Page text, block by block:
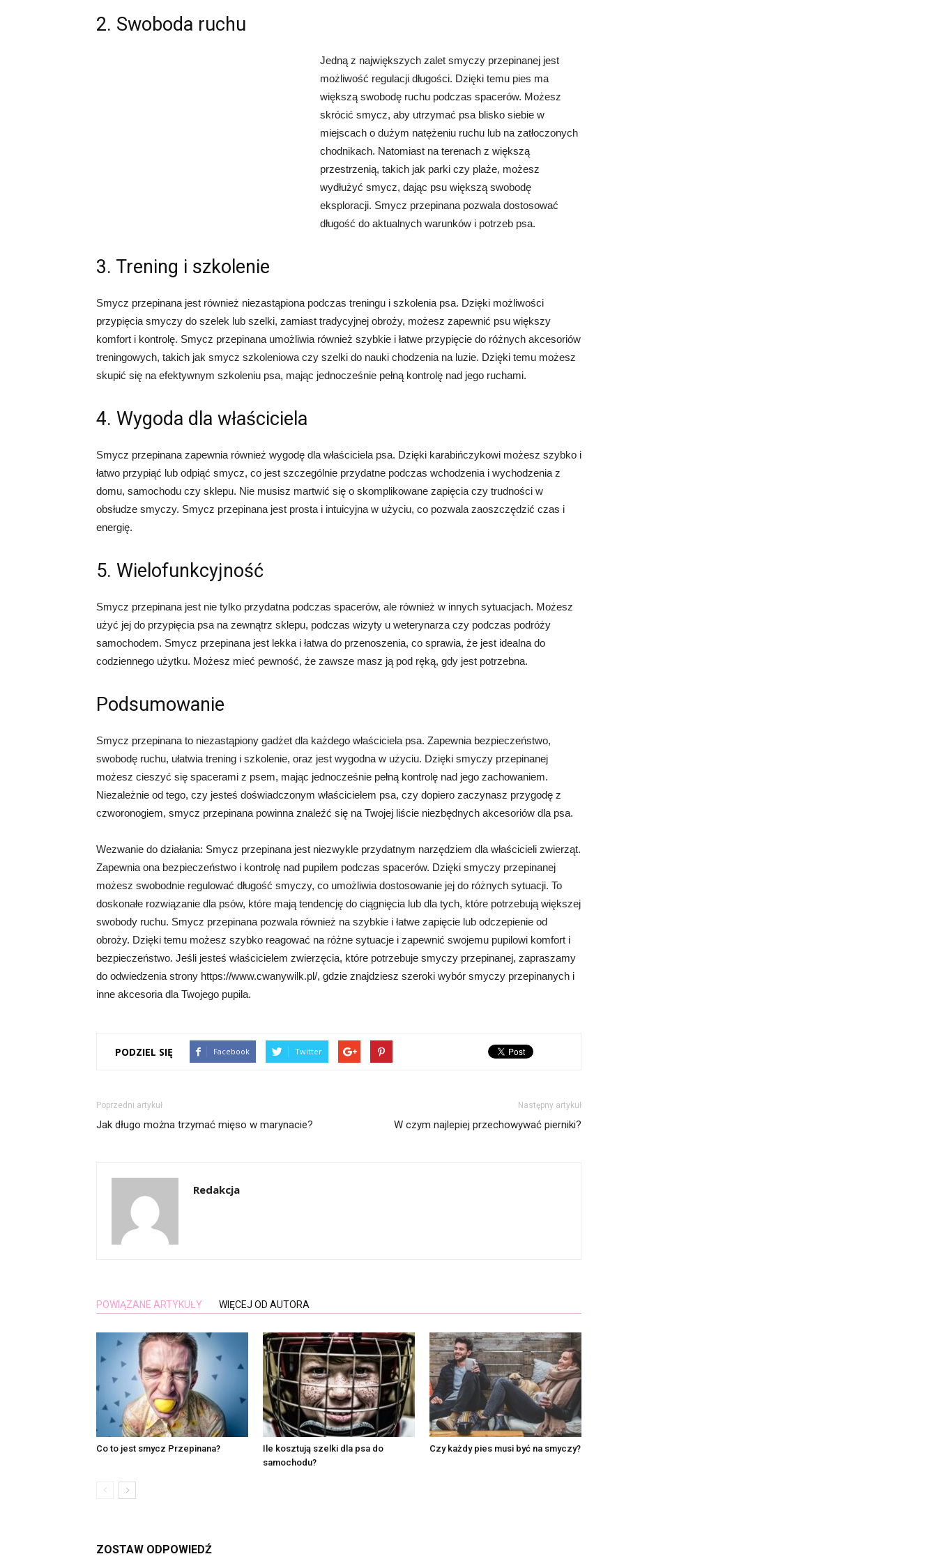
2. Swoboda ruchu
Jedną z największych zalet smyczy przepinanej jest
możliwość regulacji długości. Dzięki temu pies ma
większą swobodę ruchu podczas spacerów. Możesz
skrócić smycz, aby utrzymać psa blisko siebie w
miejscach o dużym natężeniu ruchu lub na zatłoczonych
chodnikach. Natomiast na terenach z większą
przestrzenią, takich jak parki czy plaże, możesz
wydłużyć smycz, dając psu większą swobodę
eksploracji. Smycz przepinana pozwala dostosować
długość do aktualnych warunków i potrzeb psa.
3. Trening i szkolenie
Smycz przepinana jest również niezastąpiona podczas treningu i szkolenia psa. Dzięki możliwości
przypięcia smyczy do szelek lub szelki, zamiast tradycyjnej obroży, możesz zapewnić psu większy
komfort i kontrolę. Smycz przepinana umożliwia również szybkie i łatwe przypięcie do różnych akcesoriów
treningowych, takich jak smycz szkoleniowa czy szelki do nauki chodzenia na luzie. Dzięki temu możesz
skupić się na efektywnym szkoleniu psa, mając jednocześnie pełną kontrolę nad jego ruchami.
4. Wygoda dla właściciela
Smycz przepinana zapewnia również wygodę dla właściciela psa. Dzięki karabińczykowi możesz szybko i
łatwo przypiąć lub odpiąć smycz, co jest szczególnie przydatne podczas wchodzenia i wychodzenia z
domu, samochodu czy sklepu. Nie musisz martwić się o skomplikowane zapięcia czy trudności w
obsłudze smyczy. Smycz przepinana jest prosta i intuicyjna w użyciu, co pozwala zaoszczędzić czas i
energię.
5. Wielofunkcyjność
Smycz przepinana jest nie tylko przydatna podczas spacerów, ale również w innych sytuacjach. Możesz
użyć jej do przypięcia psa na zewnątrz sklepu, podczas wizyty u weterynarza czy podczas podróży
samochodem. Smycz przepinana jest lekka i łatwa do przenoszenia, co sprawia, że jest idealna do
codziennego użytku. Możesz mieć pewność, że zawsze masz ją pod ręką, gdy jest potrzebna.
Podsumowanie
Smycz przepinana to niezastąpiony gadżet dla każdego właściciela psa. Zapewnia bezpieczeństwo,
swobodę ruchu, ułatwia trening i szkolenie, oraz jest wygodna w użyciu. Dzięki smyczy przepinanej
możesz cieszyć się spacerami z psem, mając jednocześnie pełną kontrolę nad jego zachowaniem.
Niezależnie od tego, czy jesteś doświadczonym właścicielem psa, czy dopiero zaczynasz przygodę z
czworonogiem, smycz przepinana powinna znaleźć się na Twojej liście niezbędnych akcesoriów dla psa.
Wezwanie do działania: Smycz przepinana jest niezwykle przydatnym narzędziem dla właścicieli zwierząt.
Zapewnia ona bezpieczeństwo i kontrolę nad pupilem podczas spacerów. Dzięki smyczy przepinanej
możesz swobodnie regulować długość smyczy, co umożliwia dostosowanie jej do różnych sytuacji. To
doskonałe rozwiązanie dla psów, które mają tendencję do ciągnięcia lub dla tych, które potrzebują większej
swobody ruchu. Smycz przepinana pozwala również na szybkie i łatwe zapięcie lub odczepienie od
obroży. Dzięki temu możesz szybko reagować na różne sytuacje i zapewnić swojemu pupilowi komfort i
bezpieczeństwo. Jeśli jesteś właścicielem zwierzęcia, które potrzebuje smyczy przepinanej, zapraszamy
do odwiedzenia strony https://www.cwanywilk.pl/, gdzie znajdziesz szeroki wybór smyczy przepinanych i
inne akcesoria dla Twojego pupila.
PODZIEL SIĘ Facebook Twitter
Poprzedni artykuł
Jak długo można trzymać mięso w marynacie?
Następny artykuł
W czym najlepiej przechowywać pierniki?
Redakcja
POWIĄZANE ARTYKUŁY WIĘCEJ OD AUTORA
Co to jest smycz Przepinana?
Ile kosztują szelki dla psa do
samochodu?
Czy każdy pies musi być na smyczy?
ZOSTAW ODPOWIEDŹ